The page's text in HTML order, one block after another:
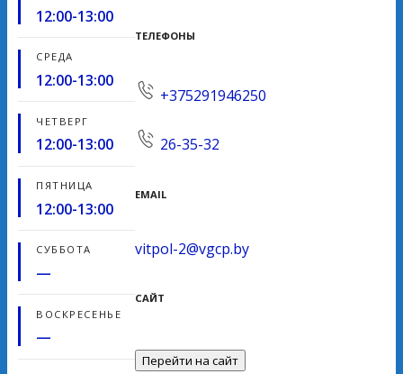
12:00-13:00
СРЕДА
12:00-13:00
ЧЕТВЕРГ
12:00-13:00
ПЯТНИЦА
12:00-13:00
СУББОТА
—
ВОСКРЕСЕНЬЕ
—
ТЕЛЕФОНЫ
+375291946250
26-35-32
EMAIL
vitpol-2@vgcp.by
САЙТ
Перейти на сайт